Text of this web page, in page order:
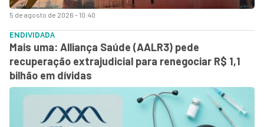
5 de agosto de 2026 - 10:40
ENDIVIDADA
Mais uma: Alliança Saúde (AALR3) pede
recuperação extrajudicial para renegociar R$ 1,1
bilhão em dívidas